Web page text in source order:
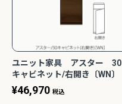
ユニット家具 アスター 30
キャビネット/右開き〔WN〕
【収納/リビング/寝室/書斎/組
合せ/ナチュラル/高野木工】
¥46,970 税込